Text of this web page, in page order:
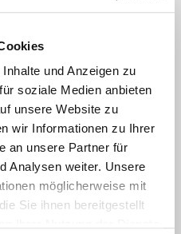
und Anzeigen zu
soziale Medien anbieten
unsere Website zu
wir Informationen zu Ihrer
an unsere Partner für
Analysen weiter. Unsere
möglicherweise mit
Sie ihnen bereitgestellt
25,
2025
präsentiert
"Die
Ort:
B, Gebäude
13.55
als
Veranstaltung
Kriege,
Was
der Initiative
& Gesundheit am
oder Fake?“ -